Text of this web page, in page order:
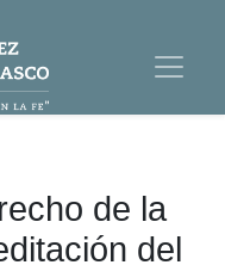
de la
del